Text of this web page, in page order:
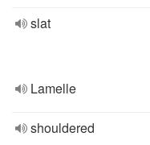
slat
Lamelle
shouldered